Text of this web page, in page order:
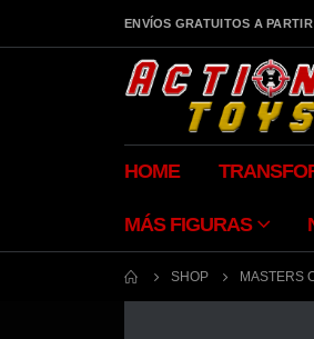
ENVÍOS GRATUITOS A
HOME
MÁS FIGURAS
SHOP MASTERS